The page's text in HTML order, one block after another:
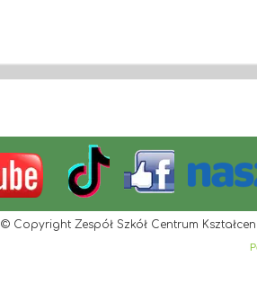
© Copyright Zespół Szkół Centrum